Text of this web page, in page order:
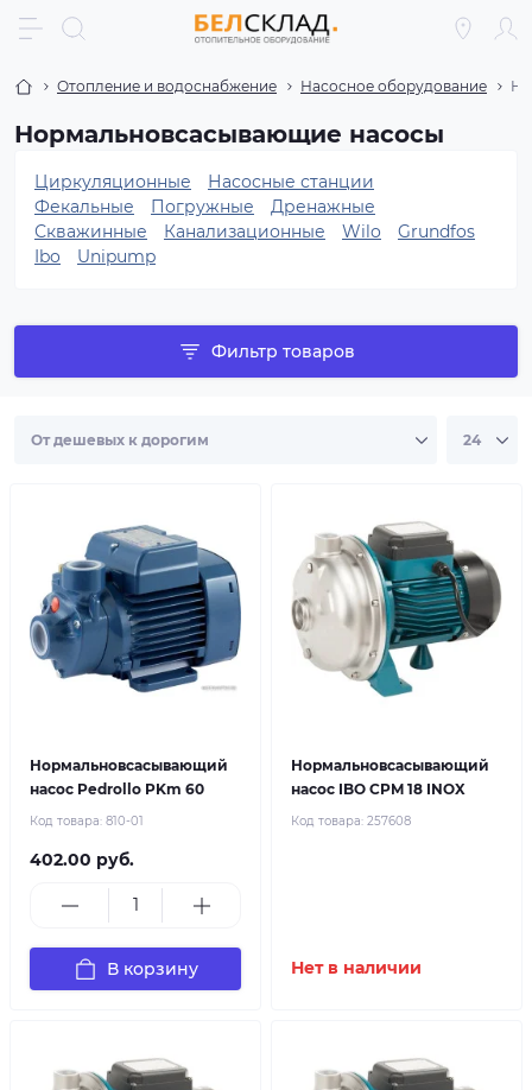
Отопление и водоснабжение Насосное оборудование
Нормальновсасывающие насосы
Циркуляционные
Насосные станции
Фекальные
Погружные
Дренажные
Скважинные
Канализационные Wilo
Grundfos
Ibo
Unipump
Фильтр товаров
Нормальновсасывающий
насос Pedrollo PKm 60
Код товара: 810-01
402.00 руб.
В корзину
Нормальновсасывающий
насос IBO CPM 18 INOX
Код товара: 257608
Нет в наличии